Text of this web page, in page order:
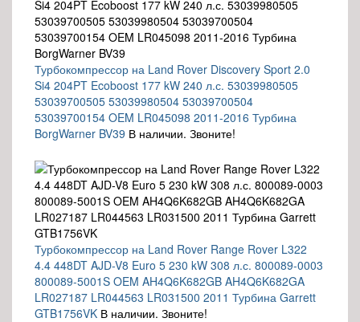
Турбокомпрессор на Land Rover Discovery Sport 2.0
Si4 204PT Ecoboost 177 kW 240 л.с. 53039980505
53039700505 53039980504 53039700504
53039700154 OEM LR045098 2011-2016 Турбина
BorgWarner BV39 В наличии. Звоните!
Турбокомпрессор на Land Rover Range Rover L322
4.4 448DT AJD-V8 Euro 5 230 kW 308 л.с. 800089-0003
800089-5001S OEM AH4Q6K682GB AH4Q6K682GA
LR027187 LR044563 LR031500 2011 Турбина Garrett
GTB1756VK В наличии. Звоните!